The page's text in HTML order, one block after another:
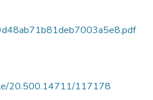
20.500.14711/117178